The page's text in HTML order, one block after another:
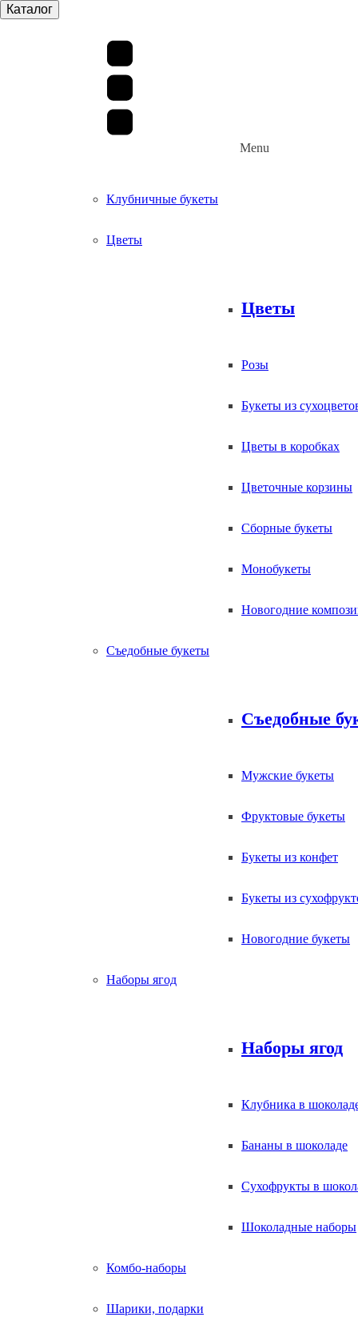
Каталог
Menu
Клубничные букеты
Цветы
Цветы
Розы
Букеты из
Цветы в коробках
Цветочные корзины
Сборные букеты
Монобукеты
Новогодние
Съедобные букеты
Съедобные
Мужские букеты
Фруктовые букеты
Букеты из конфет
Букеты из
Новогодние букеты
Наборы ягод
Наборы ягод
Клубника в
Бананы в шоколаде
Сухофрукты в
Шоколадные наборы
Комбо-наборы
Шарики, подарки